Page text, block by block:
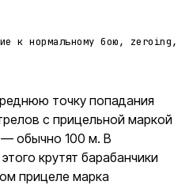
к нормальному бою, zeroing,
точку попадания
с прицельной маркой
обычно 100 м. В
крутят барабанчики
прицеле марка